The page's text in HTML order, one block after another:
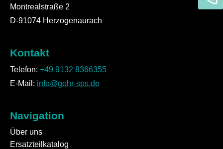
Montrealstraße 2
D-91074 Herzogenaurach
Kontakt
Telefon: +49 9132 8366355
E-Mail: info@gohr-sps.de
Navigation
Über uns
Ersatzteilkatalog